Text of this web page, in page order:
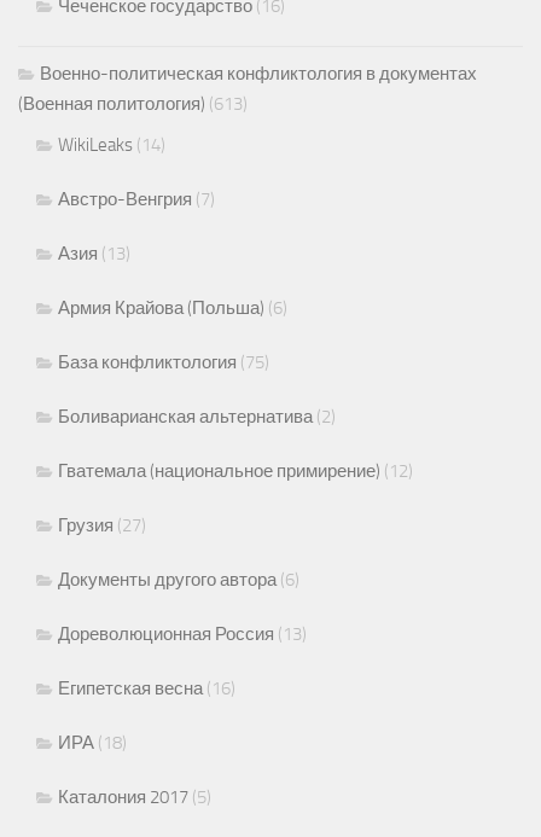
Чеченское государство (16)
Военно-политическая конфликтология в документах
(Военная политология) (613)
WikiLeaks (14)
Австро-Венгрия (7)
Азия (13)
Армия Крайова (Польша) (6)
База конфликтология (75)
Боливарианская альтернатива(2)
Гватемала (национальное примирение) (12)
Грузия (27)
Документы другого автора(6)
Дореволюционная Россия (13)
Египетская весна(16)
ИРА (18)
Каталония 2017 (5)